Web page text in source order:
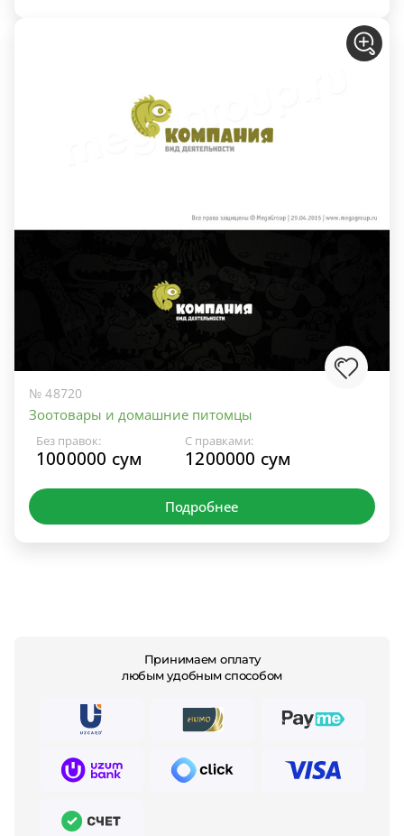
№ 48720
Зоотовары и домашние питомцы
Без правок:
1000000 сум
С правками:
1200000 сум
Подробнее
Принимаем оплату
любым удобным способом